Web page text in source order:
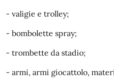
- valigie e trolley;
- bombolette spray;
- trombette da stadio;
- armi, armi giocattolo,